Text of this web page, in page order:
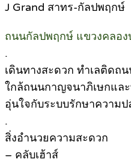
J Grand สาทร-กัลปพฤกษ์
ถนนกัลปพฤกษ์ แขวงคลอง
.
เดินทางสะดวก ทำเลติดถ
ใกล้ถนนกาญจนาภิเษกแล
อุ่นใจกับระบบรักษาความ
.
สิ่งอำนวยความสะดวก
– คลับเฮ้าส์